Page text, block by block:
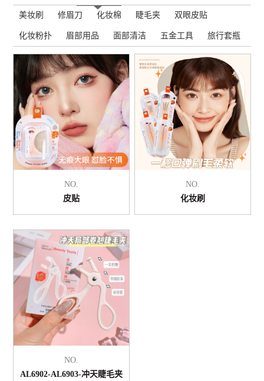
美妆刷 修眉刀 化妆棉 睫毛夹 双眼皮贴
化妆粉扑 眉部用品 面部清洁 五金工具 旅行套瓶
NO.
皮贴
NO.
化妆刷
NO.
AL6902-AL6903-冲天睫毛夹